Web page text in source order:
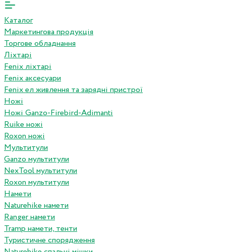
Каталог
Маркетингова продукція
Торгове обладнання
Ліхтарі
Fenix ліхтарі
Fenix аксесуари
Fenix ел живлення та зарядні пристрої
Ножі
Ножі Ganzo-Firebird-Adimanti
Ruike ножі
Roxon ножi
Мультитули
Ganzo мультитули
NexTool мультитули
Roxon мультитули
Намети
Naturehike намети
Ranger намети
Tramp намети, тенти
Туристичне спорядження